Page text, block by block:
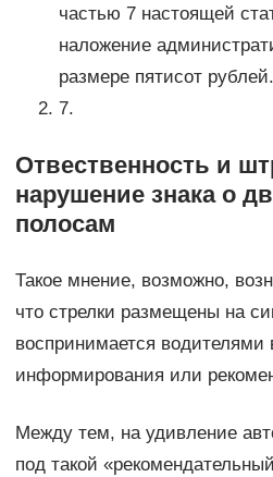
частью 7 настоящей
наложение
размере пятисот рублей.
7.
Отвественность и
нарушение знака о
полосам
Такое мнение, возможно,
что стрелки размещены на
воспринимается водителями
информирования или
Между тем, на удивление
под такой